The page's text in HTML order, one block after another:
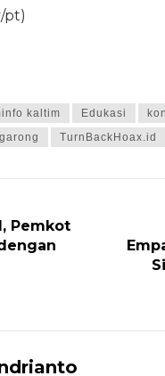
pt)
kaltim Edukasi
TurnBackHoax.id
Pemkot